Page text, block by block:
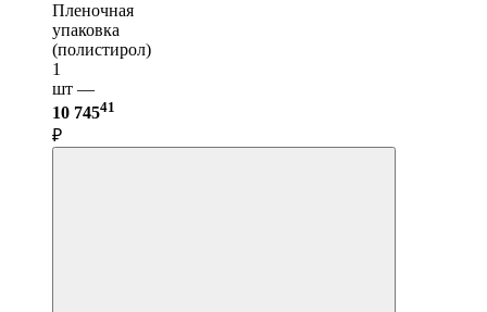
Пленочная
упаковка
(полистирол)
1
шт —
10 74541
₽